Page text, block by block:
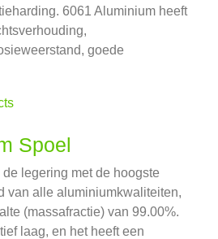
6061 Aluminium heeft
goede
Spoel
legering met de hoogste
van alle aluminiumkwaliteiten,
(massafractie) van 99.00%.
laag, en het heeft een